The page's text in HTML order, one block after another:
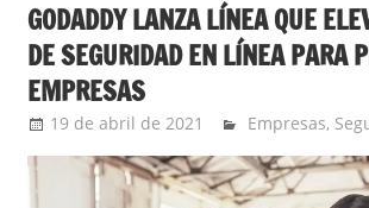
GODADDY LANZA LÍNEA QUE
DE SEGURIDAD EN LÍNEA PARA
EMPRESAS
19 de abril de 2021 Ernesto
Empresas,